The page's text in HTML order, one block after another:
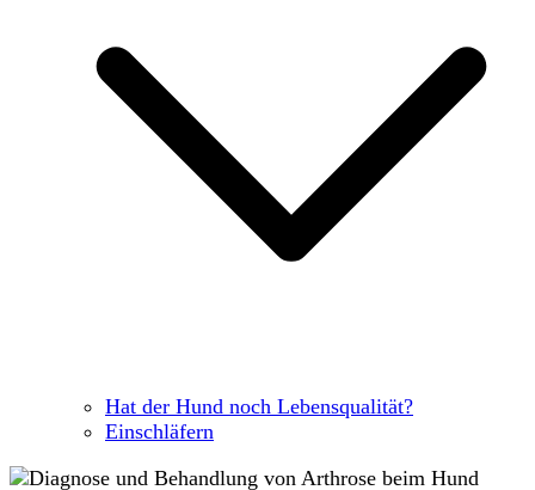
Hat der Hund noch Lebensqualität?
Einschläfern